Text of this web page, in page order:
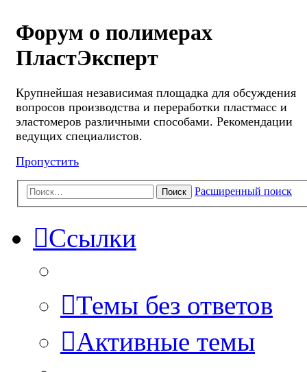
Форум о полимерах
ПластЭксперт
Крупнейшая независимая площадка для обсуждения
вопросов производства и переработки пластмасс и
эластомеров различными способами. Рекомендации
ведущих специалистов.
Пропустить
Поиск Расширенный поиск
Ссылки
Темы без ответов
Активные темы